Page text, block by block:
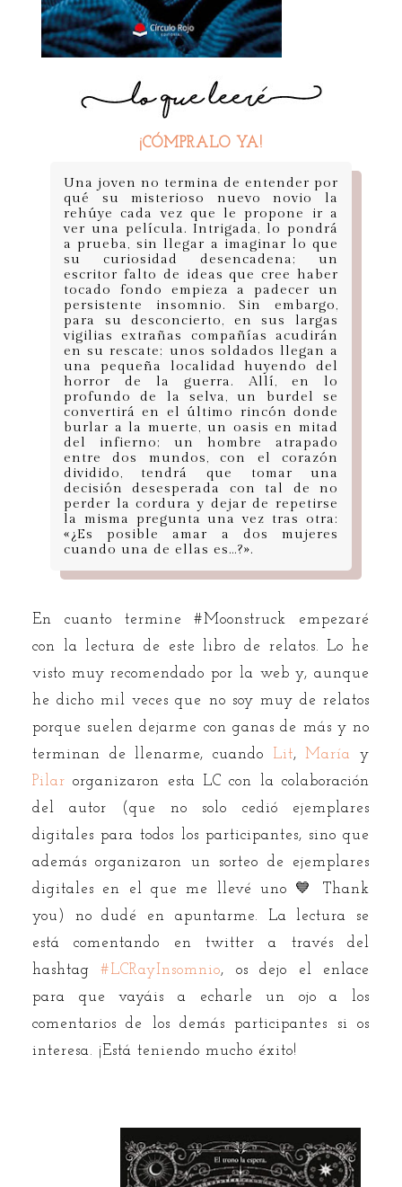
¡CÓMPRALO YA!
Una joven no termina de entender por
qué su misterioso nuevo novio la
rehúye cada vez que le propone ir a
ver una película. Intrigada, lo pondrá
a prueba, sin llegar a imaginar lo que
su curiosidad desencadena; un
escritor falto de ideas que cree haber
tocado fondo empieza a padecer un
persistente insomnio. Sin embargo,
para su desconcierto, en sus largas
vigilias extrañas compañías acudirán
en su rescate; unos soldados llegan a
una pequeña localidad huyendo del
horror de la guerra. Allí, en lo
profundo de la selva, un burdel se
convertirá en el último rincón donde
burlar a la muerte, un oasis en mitad
del infierno; un hombre atrapado
entre dos mundos, con el corazón
dividido, tendrá que tomar una
decisión desesperada con tal de no
perder la cordura y dejar de repetirse
la misma pregunta una vez tras otra:
«¿Es posible amar a dos mujeres
cuando una de ellas es…?».
En cuanto termine #Moonstruck empezaré
con la lectura de este libro de relatos. Lo he
visto muy recomendado por la web y, aunque
he dicho mil veces que no soy muy de relatos
porque suelen dejarme con ganas de más y no
terminan de llenarme, cuando Lit,María
y
Pilar organizaron esta LC con la colaboración
del autor (que no solo cedió ejemplares
digitales para todos los participantes, sino que
además organizaron un sorteo de ejemplares
digitales en el que me llevé uno 💙 Thank
you) no dudé en apuntarme. La lectura se
está comentando en twitter a través del
hashtag#LCRayInsomnio, os dejo el enlace
para que vayáis a echarle un ojo a los
comentarios de los demás participantes si os
interesa. ¡Está teniendo mucho éxito!